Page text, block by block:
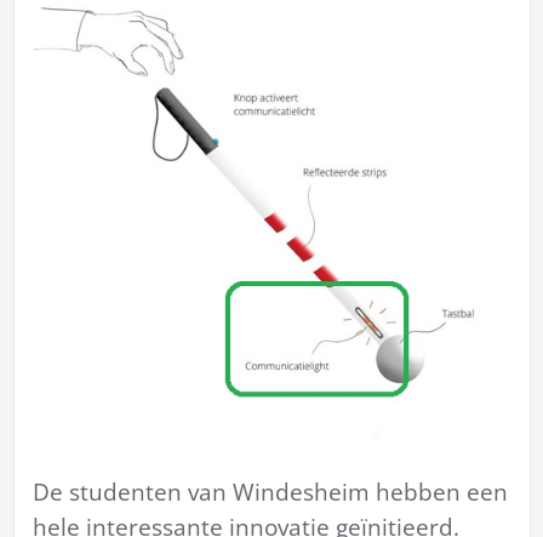
De studenten van Windesheim hebben een
hele interessante innovatie geïnitieerd.